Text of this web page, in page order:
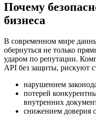
Почему
бизнеса
В современном мире
обернуться не только
ударом по репутации.
API без защиты, рискуют
нарушением
потерей
внутренних
снижением доверия